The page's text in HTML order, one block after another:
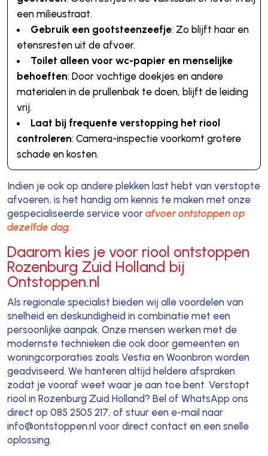
een milieustraat.
Gebruik een gootsteenzeefje: Zo blijft haar en
etensresten uit de afvoer.
Toilet alleen voor wc-papier en menselijke
behoeften: Door vochtige doekjes en andere
materialen in de prullenbak te doen, blijft de leiding
vrij.
Laat bij frequente verstopping het riool
controleren: Camera-inspectie voorkomt grotere
schade en kosten.
Indien je ook op andere plekken last hebt van verstopte
afvoeren, is het handig om kennis te maken met onze
gespecialiseerde service voor afvoer ontstoppen op
dezelfde dag.
Daarom kies je voor riool ontstoppen
Rozenburg Zuid Holland bij
Ontstoppen.nl
Als regionale specialist bieden wij alle voordelen van
snelheid en deskundigheid in combinatie met een
persoonlijke aanpak. Onze mensen werken met de
modernste technieken die ook door gemeenten en
woningcorporaties zoals Vestia en Woonbron worden
geadviseerd. We hanteren altijd heldere afspraken
zodat je vooraf weet waar je aan toe bent. Verstopt
riool in Rozenburg Zuid Holland? Bel of WhatsApp ons
direct op 085 2505 217, of stuur een e-mail naar
info@ontstoppen.nl voor direct contact en een snelle
oplossing.